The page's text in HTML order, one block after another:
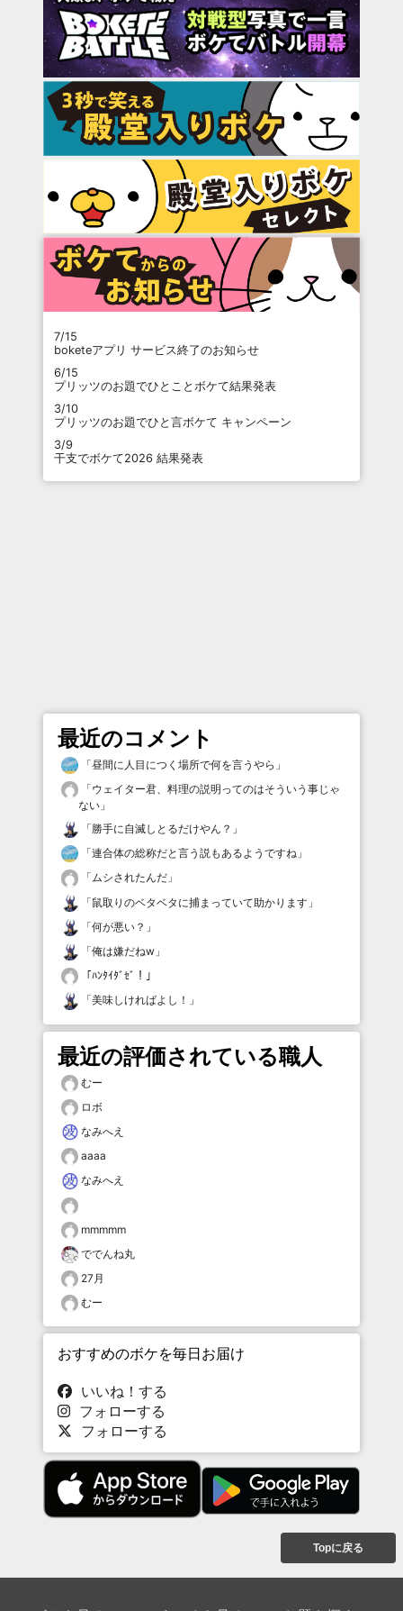
7/15
boketeアプリ サービス終了のお知らせ
6/15
プリッツのお題でひとことボケて結果発表
3/10
プリッツのお題でひと言ボケて キャンペーン
3/9
干支でボケて2026 結果発表
最近のコメント
「昼間に人目につく場所で何を言うやら 」
「ウェイター君、料理の説明ってのはそういう事じゃ
ない 」
「勝手に自滅しとるだけやん？ 」
「連合体の総称だと言う説もあるようですね 」
「ムシされたんだ 」
「鼠取りのベタベタに捕まっていて助かります 」
「何が悪い？ 」
「俺は嫌だねw 」
「ﾊﾝﾀｲﾀﾞｾﾞ！ 」
「美味しければよし！ 」
最近の評価されている職人
むー
ロボ
なみへえ
aaaa
なみへえ
mmmmm
ででんね丸
27月
むー
おすすめのボケを毎日お届け
いいね！する
フォローする
フォローする
Topに戻る